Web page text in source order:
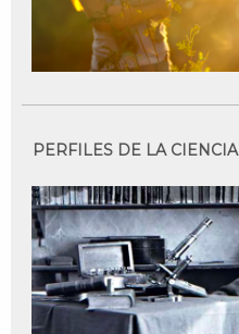
PERFILES DE LA CIENCIA